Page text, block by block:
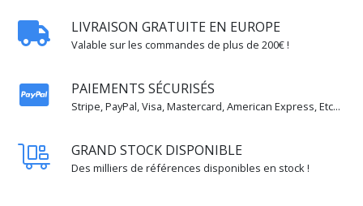
LIVRAISON GRATUITE EN EUROPE
Valable sur les commandes de plus de 200€ !
PAIEMENTS SÉCURISÉS
Stripe, PayPal, Visa, Mastercard, American Express, Etc...
GRAND STOCK DISPONIBLE
Des milliers de références disponibles en stock !